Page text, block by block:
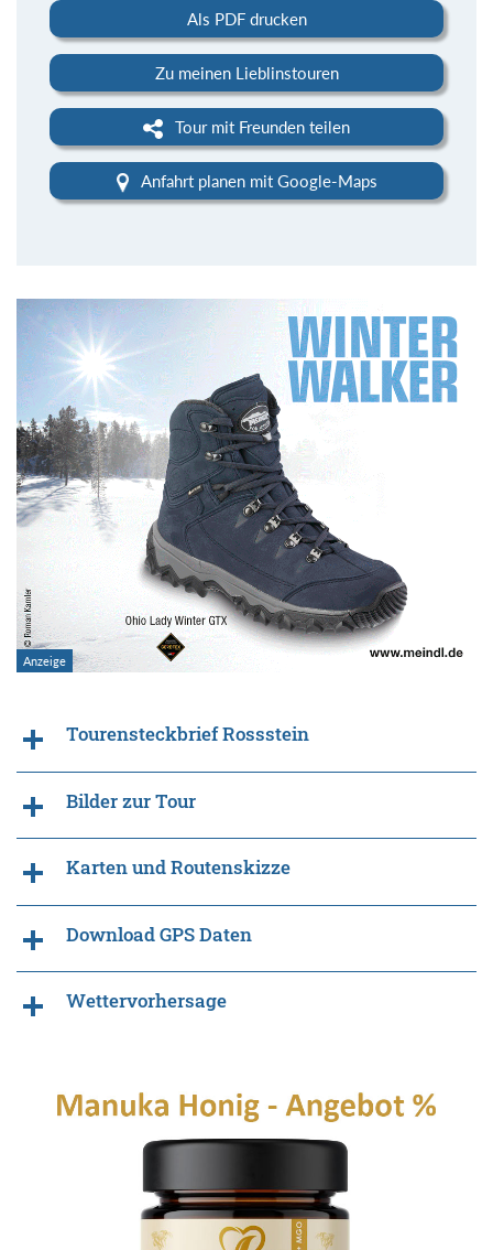
Als PDF drucken
Zu meinen Lieblinstouren
Tour mit Freunden teilen
Anfahrt planen mit Google-Maps
Tourensteckbrief Rossstein
Bilder zur Tour
Karten und Routenskizze
Download GPS Daten
Wettervorhersage